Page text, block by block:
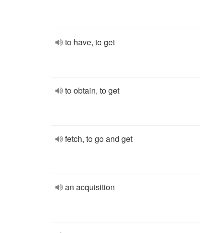
to have, to get
to obtain, to get
fetch, to go and get
an acquisition